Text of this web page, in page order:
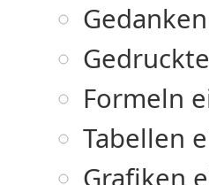
Formeln
Tabellen
Grafiken